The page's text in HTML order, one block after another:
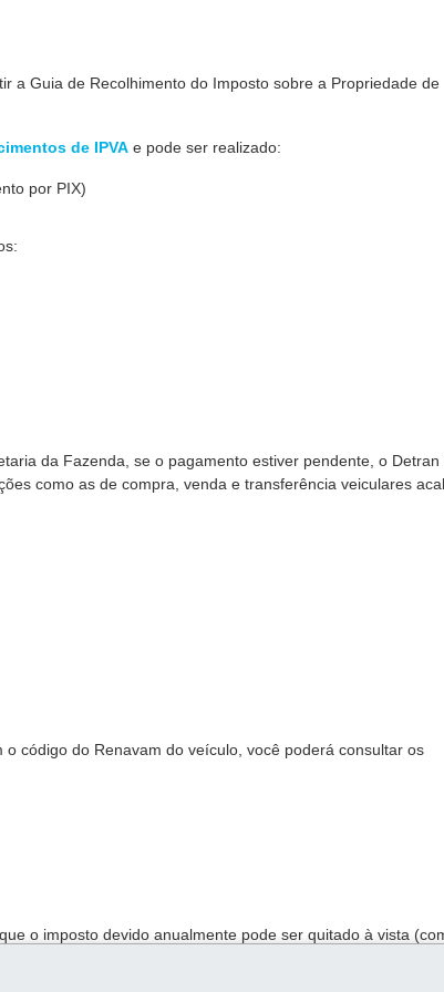
a Guia de Recolhimento do Imposto sobre a Propriedade de
de IPVA e pode ser realizado:
por PIX)
da Fazenda, se o pagamento estiver pendente, o Detran
como as de compra, venda e transferência veiculares
o código do Renavam do veículo, você poderá consultar os
que o imposto devido anualmente pode ser quitado à vista
parcelados;